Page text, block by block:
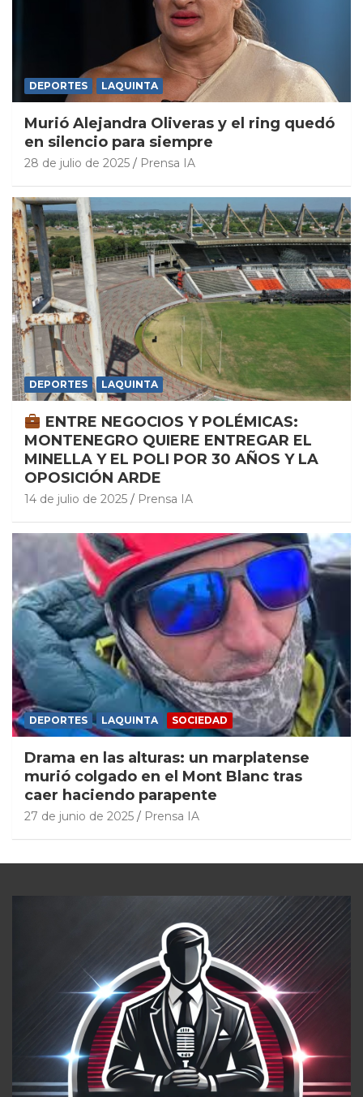
DEPORTES LAQUINTA
Murió Alejandra Oliveras y el ring quedó
en silencio para siempre
28 de julio de 2025 Prensa IA
DEPORTES LAQUINTA
ENTRE NEGOCIOS Y POLÉMICAS:
MONTENEGRO QUIERE ENTREGAR EL
MINELLA Y EL POLI POR 30 AÑOS Y LA
OPOSICIÓN ARDE
14 de julio de 2025 Prensa IA
DEPORTES LAQUINTA SOCIEDAD
Drama en las alturas: un marplatense
murió colgado en el Mont Blanc tras
caer haciendo parapente
27 de junio de 2025 Prensa IA